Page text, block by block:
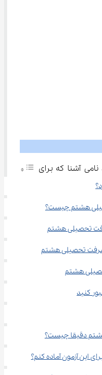
هشتم چیست؟
تحصیلی هشتم
تحصیلی هشتم
هشتم
کنید
دقیقا چیست؟
نامی آشنا که برای